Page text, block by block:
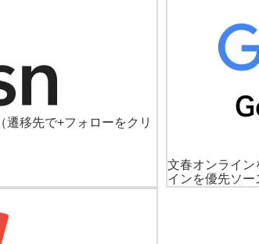
（遷移先で+フォローをクリ
文春オンライン
インを優先ソー